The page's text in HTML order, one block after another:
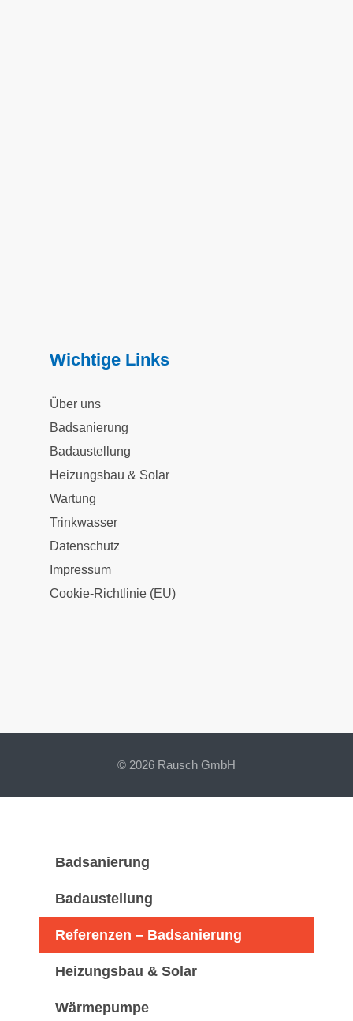
Wichtige Links
Über uns
Badsanierung
Badaustellung
Heizungsbau & Solar
Wartung
Trinkwasser
Datenschutz
Impressum
Cookie-Richtlinie (EU)
© 2026 Rausch GmbH
Badsanierung
Badaustellung
Referenzen – Badsanierung
Heizungsbau & Solar
Wärmepumpe